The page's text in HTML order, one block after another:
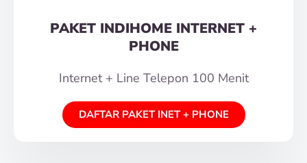
PAKET INDIHOME INTERNET +
PHONE
Internet + Line Telepon 100 Menit
DAFTAR PAKET INET + PHONE